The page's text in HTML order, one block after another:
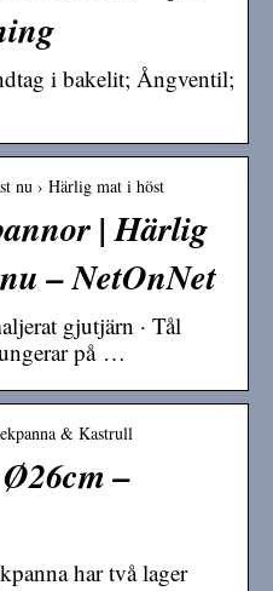
i bakelit; Ångventil;
nu › Härlig mat i höst
| Härlig
– NetOnNet
gjutjärn · Tål
på …
& Kastrull
–
har två lager